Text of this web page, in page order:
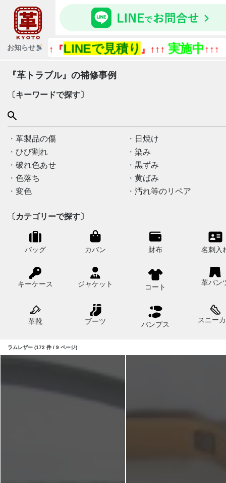
お知らせ
『LINEで見積り』↑↑↑実施中↑↑↑『今あ
『革トラブル』の補修事例
〔キーワードで探す〕
革製品の傷
日焼け
ひび割れ
染み
破れ色あせ
黒ずみ
色落ち
黄ばみ
変色
汚れ等のリペア
〔カテゴリーで探す〕
バッグ カバン 財布 名刺入
キーケース ジャケット コート
革パン
革靴 ブーツ バンプス
スニー
ラムレザー (172 件 / 9 ページ)